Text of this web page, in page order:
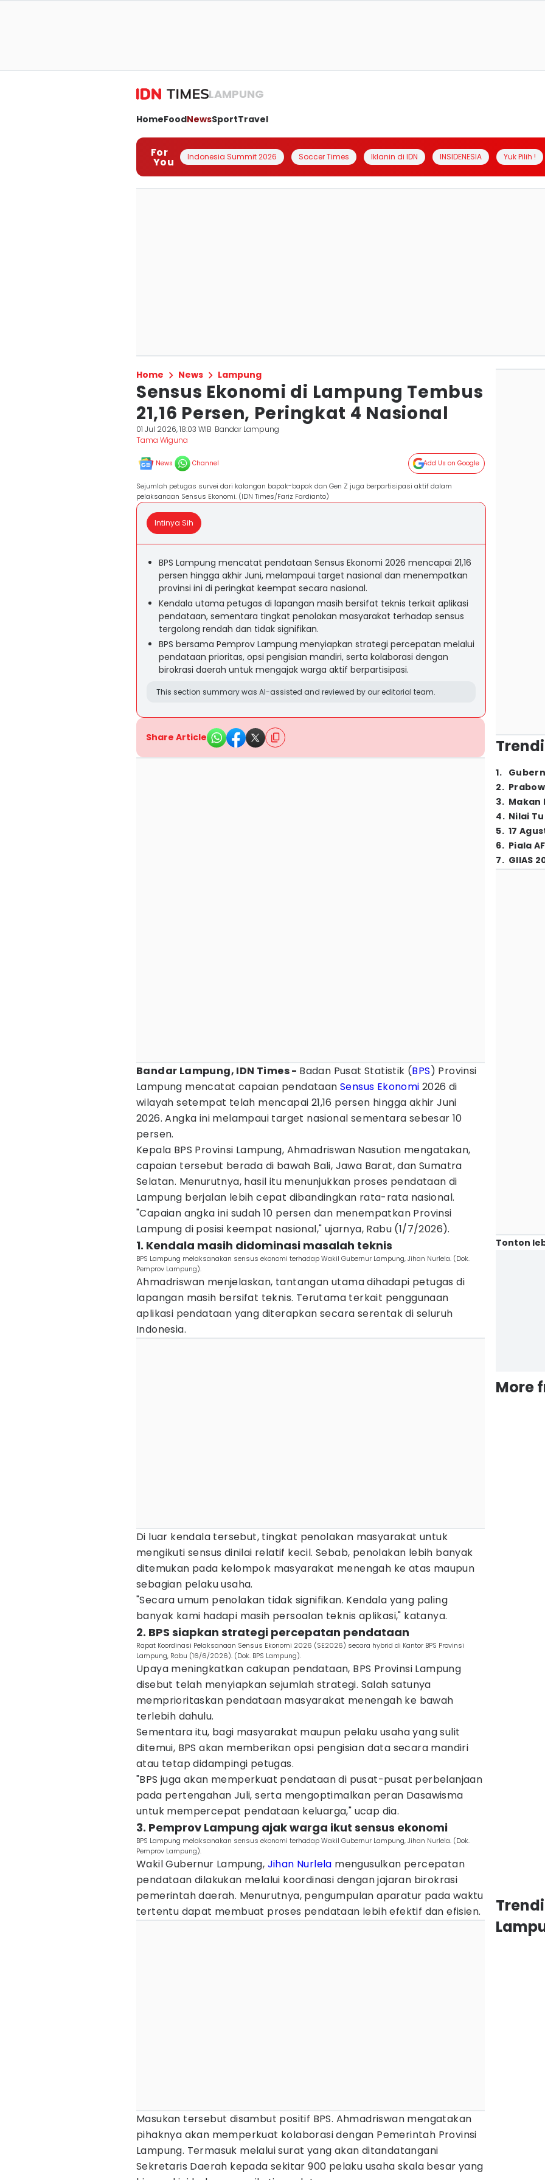
LAMPUNG
HomeFoodNewsSportTravel
For
You Indonesia Summit 2026 Soccer Times Iklanin di IDN INSIDENESIA Yuk Pilih !
Home News Lampung
Sensus Ekonomi di Lampung Tembus
21,16 Persen, Peringkat 4 Nasional
01 Jul 2026, 18:03 WIB Bandar Lampung
Tama Wiguna
News Channel Add Us on Google
Sejumlah petugas survei dari kalangan bapak-bapak dan Gen Z juga berpartisipasi aktif dalam
pelaksanaan Sensus Ekonomi. (IDN Times/Fariz Fardianto)
Intinya Sih
BPS Lampung mencatat pendataan Sensus Ekonomi 2026 mencapai 21,16
persen hingga akhir Juni, melampaui target nasional dan menempatkan
provinsi ini di peringkat keempat secara nasional.
Kendala utama petugas di lapangan masih bersifat teknis terkait aplikasi
pendataan, sementara tingkat penolakan masyarakat terhadap sensus
tergolong rendah dan tidak signifikan.
BPS bersama Pemprov Lampung menyiapkan strategi percepatan melalui
pendataan prioritas, opsi pengisian mandiri, serta kolaborasi dengan
birokrasi daerah untuk mengajak warga aktif berpartisipasi.
This section summary was AI-assisted and reviewed by our editorial team.
Share Article
Bandar Lampung, IDN Times - Badan Pusat Statistik (BPS) Provinsi
Lampung mencatat capaian pendataan Sensus Ekonomi 2026 di
wilayah setempat telah mencapai 21,16 persen hingga akhir Juni
2026. Angka ini melampaui target nasional sementara sebesar 10
persen.
Kepala BPS Provinsi Lampung, Ahmadriswan Nasution mengatakan,
capaian tersebut berada di bawah Bali, Jawa Barat, dan Sumatra
Selatan. Menurutnya, hasil itu menunjukkan proses pendataan di
Lampung berjalan lebih cepat dibandingkan rata-rata nasional.
"Capaian angka ini sudah 10 persen dan menempatkan Provinsi
Lampung di posisi keempat nasional," ujarnya, Rabu (1/7/2026).
1. Kendala masih didominasi masalah teknis
BPS Lampung melaksanakan sensus ekonomi terhadap Wakil Gubernur Lampung, Jihan Nurlela. (Dok.
Pemprov Lampung).
Ahmadriswan menjelaskan, tantangan utama dihadapi petugas di
lapangan masih bersifat teknis. Terutama terkait penggunaan
aplikasi pendataan yang diterapkan secara serentak di seluruh
Indonesia.
Di luar kendala tersebut, tingkat penolakan masyarakat untuk
mengikuti sensus dinilai relatif kecil. Sebab, penolakan lebih banyak
ditemukan pada kelompok masyarakat menengah ke atas maupun
sebagian pelaku usaha.
"Secara umum penolakan tidak signifikan. Kendala yang paling
banyak kami hadapi masih persoalan teknis aplikasi," katanya.
2. BPS siapkan strategi percepatan pendataan
Rapat Koordinasi Pelaksanaan Sensus Ekonomi 2026 (SE2026) secara hybrid di Kantor BPS Provinsi
Lampung, Rabu (16/6/2026). (Dok. BPS Lampung).
Upaya meningkatkan cakupan pendataan, BPS Provinsi Lampung
disebut telah menyiapkan sejumlah strategi. Salah satunya
memprioritaskan pendataan masyarakat menengah ke bawah
terlebih dahulu.
Sementara itu, bagi masyarakat maupun pelaku usaha yang sulit
ditemui, BPS akan memberikan opsi pengisian data secara mandiri
atau tetap didampingi petugas.
"BPS juga akan memperkuat pendataan di pusat-pusat perbelanjaan
pada pertengahan Juli, serta mengoptimalkan peran Dasawisma
untuk mempercepat pendataan keluarga," ucap dia.
3. Pemprov Lampung ajak warga ikut sensus ekonomi
BPS Lampung melaksanakan sensus ekonomi terhadap Wakil Gubernur Lampung, Jihan Nurlela. (Dok.
Pemprov Lampung).
Wakil Gubernur Lampung, Jihan Nurlela mengusulkan percepatan
pendataan dilakukan melalui koordinasi dengan jajaran birokrasi
pemerintah daerah. Menurutnya, pengumpulan aparatur pada waktu
tertentu dapat membuat proses pendataan lebih efektif dan efisien.
Masukan tersebut disambut positif BPS. Ahmadriswan mengatakan
pihaknya akan memperkuat kolaborasi dengan Pemerintah Provinsi
Lampung. Termasuk melalui surat yang akan ditandatangani
Sekretaris Daerah kepada sekitar 900 pelaku usaha skala besar yang
1.
2.
3. Makan
4. Nilai
5. 17
6. Piala
7. GIIAS
Tonton
More